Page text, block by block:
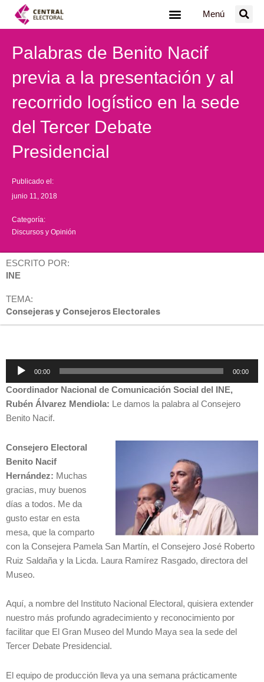
Menú
Palabras de Benito Nacif
previa a la presentación y al
recorrido logístico en la sede
del Tercer Debate
Presidencial
Publicado el:
junio 11, 2018
Categoría:
Discursos y Opinión
ESCRITO POR:
INE
TEMA:
Consejeras y Consejeros Electorales
Reproductor
audio
00:00 00:00
Coordinador Nacional de Comunicación Social del INE,
Rubén Álvarez Mendiola: Le damos la palabra al Consejero
Benito Nacif.
Consejero Electoral
Benito Nacif
Hernández: Muchas
gracias, muy buenos
días a todos. Me da
gusto estar en esta
mesa, que la comparto
con la Consejera Pamela San Martín, el Consejero José Roberto
Ruiz Saldaña y la Licda. Laura Ramírez Rasgado, directora del
Museo.
Aquí, a nombre del Instituto Nacional Electoral, quisiera extender
nuestro más profundo agradecimiento y reconocimiento por
facilitar que El Gran Museo del Mundo Maya sea la sede del
Tercer Debate Presidencial.
El equipo de producción lleva ya una semana prácticamente